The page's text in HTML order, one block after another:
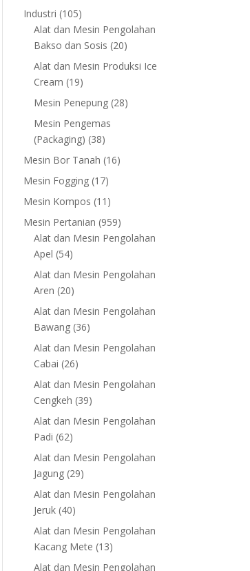
products
Industri 105105
products
Alat dan Mesin Pengolahan
Bakso dan Sosis 2020
products
Alat dan Mesin Produksi Ice
Cream 1919
products
Mesin Penepung 2828
Mesin Pengemas
(Packaging) 3838
products
Mesin Bor Tanah 1616
Mesin Fogging 1717
products
Mesin Kompos 11 11
products
Mesin Pertanian 959959
products
Alat dan Mesin Pengolahan
Apel 5454
products
Alat dan Mesin Pengolahan
Aren 2020
products
Alat dan Mesin Pengolahan
Bawang 3636
products
Alat dan Mesin Pengolahan
Cabai 2626
products
Alat dan Mesin Pengolahan
Cengkeh 3939
products
Alat dan Mesin Pengolahan
Padi 6262
products
Alat dan Mesin Pengolahan
Jagung 2929
products
Alat dan Mesin Pengolahan
Jeruk 4040
products
Alat dan Mesin Pengolahan
Kacang Mete 1313
products
Alat dan Mesin Pengolahan